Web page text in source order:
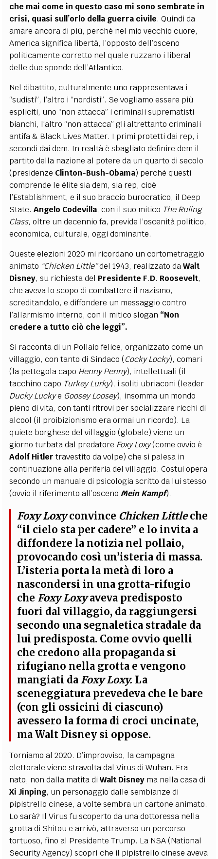
che mai come in questo caso mi sono sembrate in
crisi, quasi sull’orlo della guerra civile. Quindi da
amare ancora di più, perché nel mio vecchio cuore,
America significa libertà, l’opposto dell’osceno
politicamente corretto nel quale ruzzano i liberal
delle due sponde dell’Atlantico.
Nel dibattito, culturalmente uno rappresentava i
“sudisti”, l’altro i “nordisti”. Se vogliamo essere più
espliciti, uno “non attacca” i criminali suprematisti
bianchi, l’altro “non attacca” gli altrettanto criminali
antifa & Black Lives Matter. I primi protetti dai rep, i
secondi dai dem. In realtà è sbagliato definire dem il
partito della nazione al potere da un quarto di secolo
(presidenze Clinton-Bush-Obama) perché questi
comprende le élite sia dem, sia rep, cioè
l’Establishment, e il suo braccio burocratico, il Deep
State.Angelo Codevilla, con il suo mitico The Ruling
Class, oltre un decennio fa, previde l’oscenità politico,
economica, culturale, oggi dominante.
Queste elezioni 2020 mi ricordano un cortometraggio
animato “Chicken Little”del 1943, realizzato daWalt
Disney, su richiesta del Presidente F.D. Roosevelt,
che aveva lo scopo di combattere il nazismo,
screditandolo, e diffondere un messaggio contro
l’allarmismo interno, con il mitico slogan “Non
credere a tutto ciò che leggi”.
Si racconta di un Pollaio felice, organizzato come un
villaggio, con tanto di Sindaco (Cocky Locky), comari
(la pettegola capo Henny Penny), intellettuali (il
tacchino capo Turkey Lurky), i soliti ubriaconi (leader
Ducky Luckye Goosey Loosey), insomma un mondo
pieno di vita, con tanti ritrovi per socializzare ricchi di
alcool (il proibizionismo era ormai un ricordo). La
quiete borghese del villaggio (globale) viene un
giorno turbata dal predatore Foxy Loxy(come ovvio è
Adolf Hitler travestito da volpe) che si palesa in
continuazione alla periferia del villaggio. Costui opera
secondo un manuale di psicologia scritto da lui stesso
(ovvio il riferimento all’osceno Mein Kampf).
Foxy Loxyconvince Chicken Littleche
“il cielo sta per cadere” e lo invita a
diffondere la notizia nel pollaio,
provocando così un’isteria di massa.
L’isteria porta la metà di loro a
nascondersi in una grotta-rifugio
che Foxy Loxyaveva predisposto
fuori dal villaggio, da raggiungersi
secondo una segnaletica stradale da
lui predisposta. Come ovvio quelli
che credono alla propaganda si
rifugiano nella grotta e vengono
mangiati da Foxy Loxy. La
sceneggiatura prevedeva che le bare
(con gli ossicini di ciascuno)
avessero la forma di croci uncinate,
ma Walt Disney si oppose.
Torniamo al 2020. D’improvviso, la campagna
elettorale viene stravolta dal Virus di Wuhan. Era
nato, non dalla matita diWalt Disney ma nella casa di
Xi Jinping, un personaggio dalle sembianze di
pipistrello cinese, a volte sembra un cartone animato.
Lo sarà? Il Virus fu scoperto da una dottoressa nella
grotta di Shitou e arrivò, attraverso un percorso
tortuoso, fino al Presidente Trump. La NSA (National
Security Agency) scoprì che il pipistrello cinese aveva